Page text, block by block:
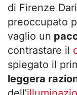
di Firenze
preoccupato
vaglio un
contrastare il
spiegato il
leggera